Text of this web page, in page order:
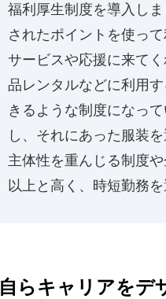
福利厚生制度を導入し
されたポイントを使っ
サービスや応援に来て
品レンタルなどに利用
きるような制度になっ
し、それにあった服装
主体性を重んじる制度
以上と高く、時短勤務
自らキャリアをデ